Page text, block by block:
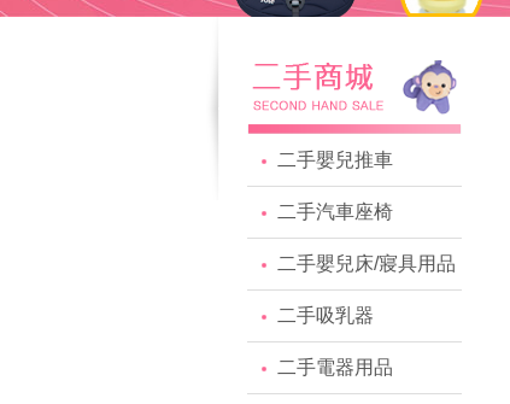
二手嬰兒推車
二手汽車座椅
二手嬰兒床/寢具用品
二手吸乳器
二手電器用品